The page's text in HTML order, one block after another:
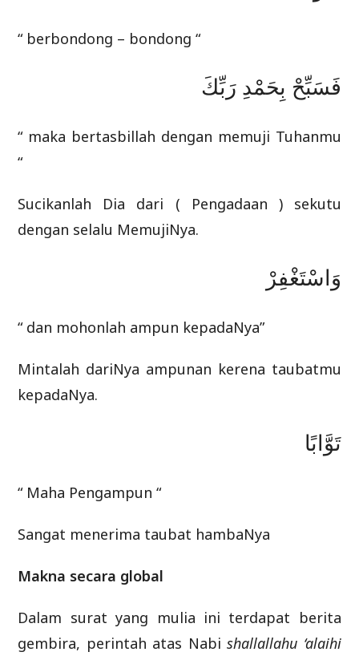
“ berbondong – bondong “
فَسَبِّحْ بِحَمْدِ رَبِّكَ
“ maka bertasbillah dengan memuji Tuhanmu
“
Sucikanlah Dia dari ( Pengadaan ) sekutu
dengan selalu MemujiNya.
وَاسْتَغْفِرْ
“ dan mohonlah ampun kepadaNya”
Mintalah dariNya ampunan kerena taubatmu
kepadaNya.
تَوَّابًا
“ Maha Pengampun “
Sangat menerima taubat hambaNya
Makna secara global
Dalam surat yang mulia ini terdapat berita
gembira, perintah atas Nabishallallahu ‘alaihi